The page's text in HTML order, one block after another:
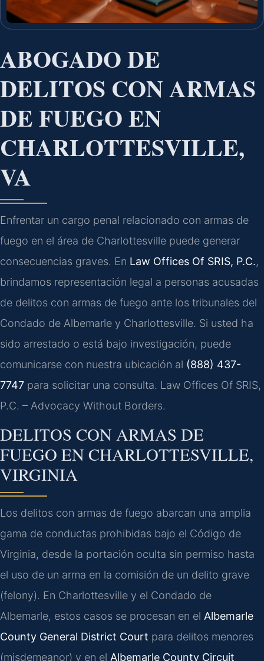
ABOGADO DE
DELITOS CON ARMAS
DE FUEGO EN
CHARLOTTESVILLE,
VA
Enfrentar un cargo penal relacionado con armas de
fuego en el área de Charlottesville puede generar
consecuencias graves. En Law Offices Of SRIS, P.C.,
brindamos representación legal a personas acusadas
de delitos con armas de fuego ante los tribunales del
Condado de Albemarle y Charlottesville. Si usted ha
sido arrestado o está bajo investigación, puede
comunicarse con nuestra ubicación al (888) 437-
7747 para solicitar una consulta. Law Offices Of SRIS,
P.C. – Advocacy Without Borders.
DELITOS CON ARMAS DE
FUEGO EN CHARLOTTESVILLE,
VIRGINIA
Los delitos con armas de fuego abarcan una amplia
gama de conductas prohibidas bajo el Código de
Virginia, desde la portación oculta sin permiso hasta
el uso de un arma en la comisión de un delito grave
(felony). En Charlottesville y el Condado de
Albemarle, estos casos se procesan en el Albemarle
County General District Court para delitos menores
(misdemeanor) y en el Albemarle County Circuit